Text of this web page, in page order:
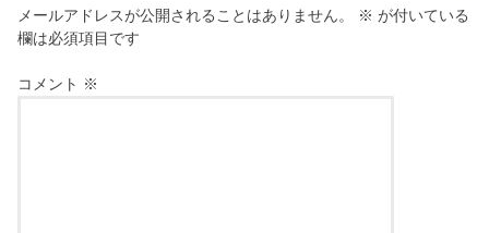
メールアドレスが公開されることはありません。 ※ が付いている
欄は必須項目です
コメント ※